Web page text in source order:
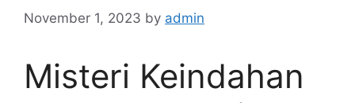
November 1, 2023 by admin
Misteri Keindahan